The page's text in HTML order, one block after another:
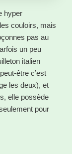
hyper
couloirs, mais
pas au
un peu
italien
être c’est
les deux), et
elle possède
pour